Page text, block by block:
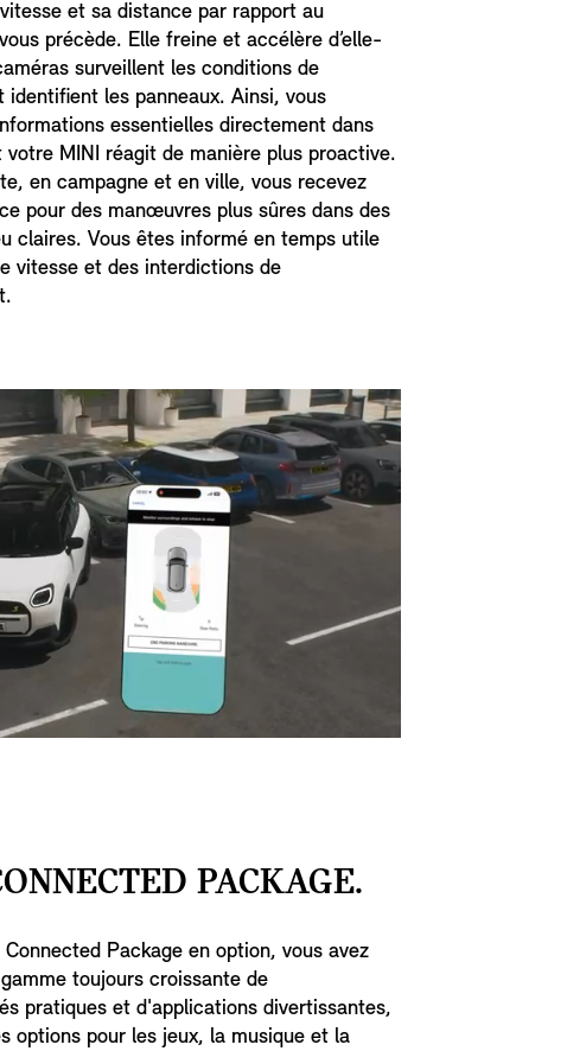
et sa distance par rapport au
précède. Elle freine et accélère d’elle-
surveillent les conditions de
identifient les panneaux. Ainsi, vous
essentielles directement dans
votre MINI réagit de manière plus proactive.
en campagne et en ville, vous recevez
pour des manœuvres plus sûres dans des
claires. Vous êtes informé en temps utile
vitesse et des interdictions de
PACKAGE.
Package en option, vous avez
toujours croissante de
pratiques et d'applications divertissantes,
options pour les jeux, la musique et la